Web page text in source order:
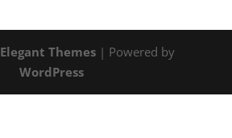
Elegant Themes| Powered by
WordPress